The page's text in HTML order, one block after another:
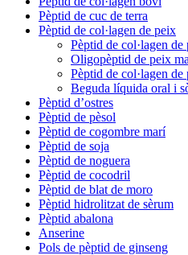
Pèptid de cuc de terra
Pèptid de col·lagen de peix
Pèptid de col·lagen de
Oligopèptid de peix
Pèptid de col·lagen
Beguda líquida oral i
Pèptid d’ostres
Pèptid de pèsol
Pèptid de cogombre marí
Pèptid de soja
Pèptid de noguera
Pèptid de cocodril
Pèptid de blat de moro
Pèptid hidrolitzat de sèrum
Pèptid abalona
Anserine
Pols de pèptid de ginseng